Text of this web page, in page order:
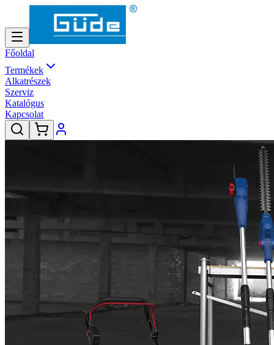
Főoldal
Termékek
Alkatrészek
Szerviz
Katalógus
Kapcsolat